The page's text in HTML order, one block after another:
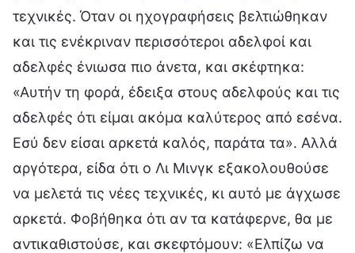
τεχνικές. Όταν οι ηχογραφήσεις βελτιώθηκαν
και τις ενέκριναν περισσότεροι αδελφοί και
αδελφές ένιωσα πιο άνετα, και σκέφτηκα:
«Αυτήν τη φορά, έδειξα στους αδελφούς και τις
αδελφές ότι είμαι ακόμα καλύτερος από εσένα.
Εσύ δεν είσαι αρκετά καλός, παράτα τα». Αλλά
αργότερα, είδα ότι ο Λι Μινγκ εξακολουθούσε
να μελετά τις νέες τεχνικές, κι αυτό με άγχωσε
αρκετά. Φοβήθηκα ότι αν τα κατάφερνε, θα με
αντικαθιστούσε, και σκεφτόμουν: «Ελπίζω να